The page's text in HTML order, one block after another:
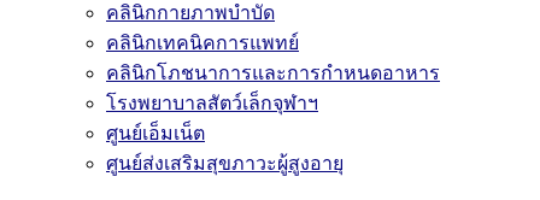
คลินิกกายภาพบำบัด
คลินิกเทคนิคการแพทย์
คลินิกโภชนาการและการกำหนดอาหาร
โรงพยาบาลสัตว์เล็กจุฬาฯ
ศูนย์เอ็มเน็ต
ศูนย์ส่งเสริมสุขภาวะผู้สูงอายุ